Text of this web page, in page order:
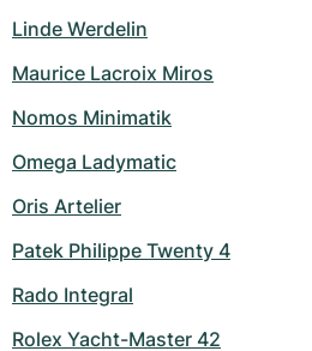
Linde Werdelin
Maurice Lacroix Miros
Nomos Minimatik
Omega Ladymatic
Oris Artelier
Patek Philippe Twenty 4
Rado Integral
Rolex Yacht-Master 42